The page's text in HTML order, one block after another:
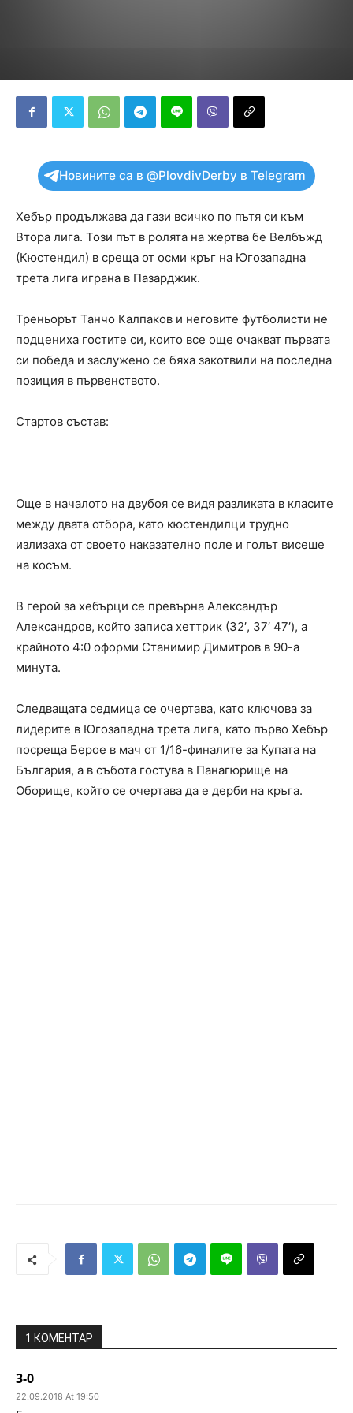
Новините са в @PlovdivDerby в Telegram
Хебър продължава да гази всичко по пътя си към
Втора лига. Този път в ролята на жертва бе Велбъжд
(Кюстендил) в среща от осми кръг на Югозападна
трета лига играна в Пазарджик.
Треньорът Танчо Калпаков и неговите футболисти не
подцениха гостите си, които все още очакват първата
си победа и заслужено се бяха закотвили на последна
позиция в първенството.
Стартов състав:
Още в началото на двубоя се видя разликата в класите
между двата отбора, като кюстендилци трудно
излизаха от своето наказателно поле и голът висеше
на косъм.
В герой за хебърци се превърна Александър
Александров, който записа хеттрик (32′, 37′ 47′), а
крайното 4:0 оформи Станимир Димитров в 90-а
минута.
Следващата седмица се очертава, като ключова за
лидерите в Югозападна трета лига, като първо Хебър
посреща Берое в мач от 1/16-финалите за Купата на
България, а в събота гостува в Панагюрище на
Оборище, който се очертава да е дерби на кръга.
1 КОМЕНТАР
3-0
22.09.2018 At 19:50